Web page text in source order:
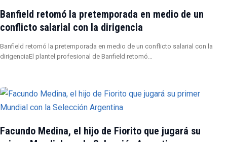
Banfield retomó la pretemporada en medio de un
conflicto salarial con la dirigencia
Banfield retomó la pretemporada en medio de un conflicto salarial con la
dirigenciaEl plantel profesional de Banfield retomó…
Facundo Medina, el hijo de Fiorito que jugará su